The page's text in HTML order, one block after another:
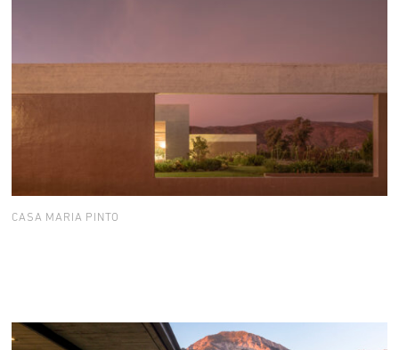
CASA MARIA PINTO